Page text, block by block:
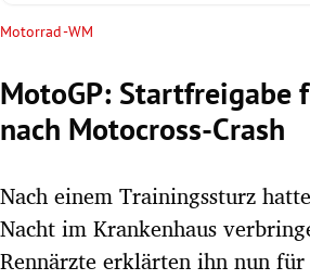
Untermenü
Motorrad-WM
MotoGP: Startfreigabe
nach Motocross-Crash
Nach einem Trainingssturz
Nacht im Krankenhaus
Rennärzte erklärten ihn nun